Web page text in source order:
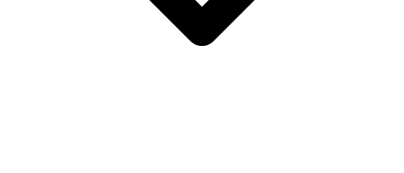
Speciálisan formázott pofák a precíz fogáshoz és vágáshoz
Ideális vezetékek, kábelek vágásához és szerelési feladatok